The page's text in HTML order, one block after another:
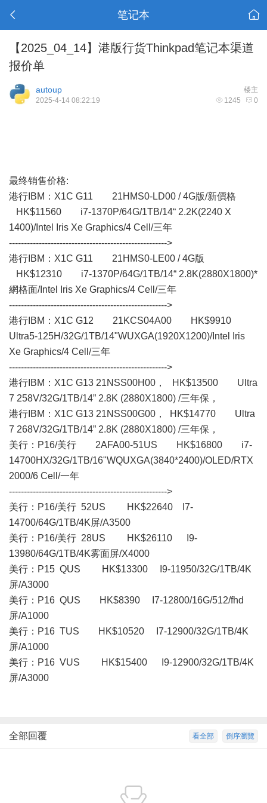
笔记本
【2025_04_14】港版行货Thinkpad笔记本渠道
报价单
楼主
autoup
1245 0
2025-4-14 08:22:19
最终销售价格:
港行IBM：X1C G11 21HMS0-LD00 / 4G版/新價格
HK$11560 i7-1370P/64G/1TB/14“ 2.2K(2240 X
1400)/Intel Iris Xe Graphics/4 Cell/三年
----------------------------------------------------->
港行IBM：X1C G11 21HMS0-LE00 / 4G版
HK$12310 i7-1370P/64G/1TB/14“ 2.8K(2880X1800)*
網格面/Intel Iris Xe Graphics/4 Cell/三年
----------------------------------------------------->
港行IBM：X1C G12 21KCS04A00 HK$9910
Ultra5-125H/32G/1TB/14"WUXGA(1920X1200)/Intel Iris
Xe Graphics/4 Cell/三年
----------------------------------------------------->
港行IBM：X1C G13 21NSS00H00， HK$13500 Ultra
7 258V/32G/1TB/14” 2.8K (2880X1800) /三年保，
港行IBM：X1C G13 21NSS00G00， HK$14770 Ultra
7 268V/32G/1TB/14” 2.8K (2880X1800) /三年保，
美行：P16/美行 2AFA00-51US HK$16800 i7-
14700HX/32G/1TB/16"WQUXGA(3840*2400)/OLED/RTX
2000/6 Cell/一年
----------------------------------------------------->
美行：P16/美行 52US HK$22640 I7-
14700/64G/1TB/4K屏/A3500
美行：P16/美行 28US HK$26110 I9-
13980/64G/1TB/4K雾面屏/X4000
美行：P15 QUS HK$13300 I9-11950/32G/1TB/4K
屏/A3000
美行：P16 QUS HK$8390 I7-12800/16G/512/fhd
屏/A1000
美行：P16 TUS HK$10520 I7-12900/32G/1TB/4K
屏/A1000
美行：P16 VUS HK$15400 I9-12900/32G/1TB/4K
屏/A3000
倒序瀏覽
看全部
全部回覆